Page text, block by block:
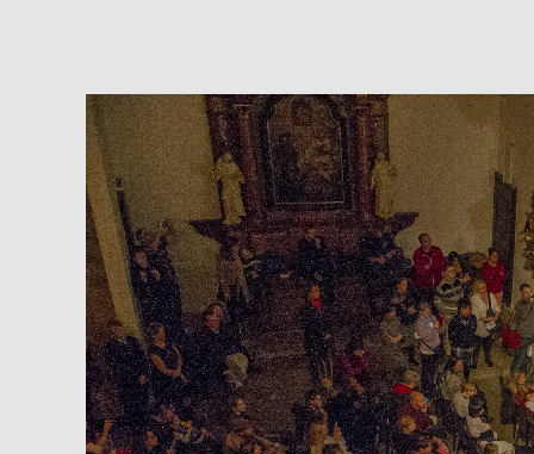
Aktualita
–
taneční
obor